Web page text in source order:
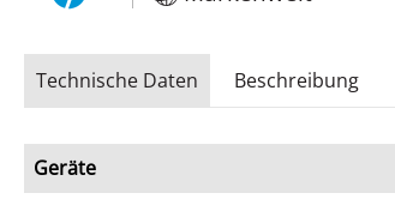
Technische Daten Beschreibung
Geräte